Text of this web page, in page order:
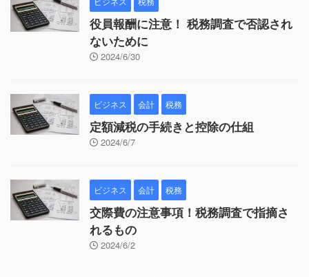
役員報酬に注意！ 税務調査で否認され
ないために
2024/6/30
ビジネス 会計 税務
定額減税の手続きと控除の仕組
2024/6/7
ビジネス 会計 税務
交際費の注意事項！税務調査で指摘さ
れるもの
2024/6/2